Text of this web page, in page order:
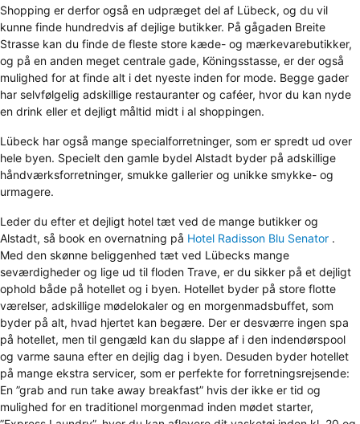
Shopping er derfor også en udpræget del af Lübeck, og du vil
kunne finde hundredvis af dejlige butikker. På gågaden Breite
Strasse kan du finde de fleste store kæde- og mærkevarebutikker,
og på en anden meget centrale gade, Köningsstasse, er der også
mulighed for at finde alt i det nyeste inden for mode. Begge gader
har selvfølgelig adskillige restauranter og caféer, hvor du kan nyde
en drink eller et dejligt måltid midt i al shoppingen.
Lübeck har også mange specialforretninger, som er spredt ud over
hele byen. Specielt den gamle bydel Alstadt byder på adskillige
håndværksforretninger, smukke gallerier og unikke smykke- og
urmagere.
Leder du efter et dejligt hotel tæt ved de mange butikker og
Alstadt, så book en overnatning på Hotel Radisson Blu Senator .
Med den skønne beliggenhed tæt ved Lübecks mange
seværdigheder og lige ud til floden Trave, er du sikker på et dejligt
ophold både på hotellet og i byen. Hotellet byder på store flotte
værelser, adskillige mødelokaler og en morgenmadsbuffet, som
byder på alt, hvad hjertet kan begære. Der er desværre ingen spa
på hotellet, men til gengæld kan du slappe af i den indendørspool
og varme sauna efter en dejlig dag i byen. Desuden byder hotellet
på mange ekstra servicer, som er perfekte for forretningsrejsende:
En ”grab and run take away breakfast” hvis der ikke er tid og
mulighed for en traditionel morgenmad inden mødet starter,